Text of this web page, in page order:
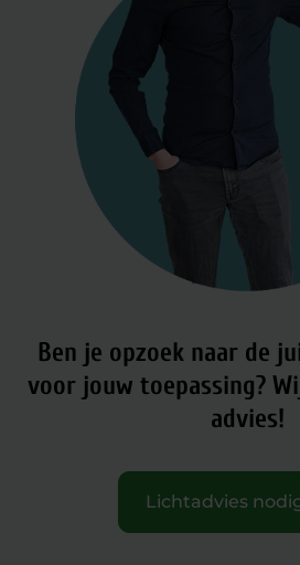
Ben je opzoek naar de
voor jouw toepassing?
advies!
Lichtadvies